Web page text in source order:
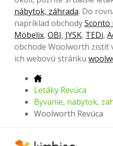
nábytok, záhrada. Do
napríklad obchody
Möbelix, OBI, JYSK, TEDi,
obchode Woolworth zistiť
ich webovú stránku
Letáky Revúca
Byvanie, nabytok,
Woolworth Revúca